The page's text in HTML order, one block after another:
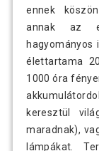
ennek
annak az
hagyományos
élettartama
1000 óra
keresztül
maradnak),
lámpákat.